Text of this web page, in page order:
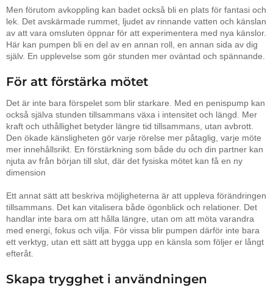
Men förutom avkoppling kan badet också bli en plats för fantasi och
lek. Det avskärmade rummet, ljudet av rinnande vatten och känslan
av att vara omsluten öppnar för att experimentera med nya känslor.
Här kan pumpen bli en del av en annan roll, en annan sida av dig
själv. En upplevelse som gör stunden mer oväntad och spännande.
För att förstärka mötet
Det är inte bara förspelet som blir starkare. Med en penispump kan
också själva stunden tillsammans växa i intensitet och längd. Mer
kraft och uthållighet betyder längre tid tillsammans, utan avbrott.
Den ökade känsligheten gör varje rörelse mer påtaglig, varje möte
mer innehållsrikt. En förstärkning som både du och din partner kan
njuta av från början till slut, där det fysiska mötet kan få en ny
dimension
Ett annat sätt att beskriva möjligheterna är att uppleva förändringen
tillsammans. Det kan vitalisera både ögonblick och relationer. Det
handlar inte bara om att hålla längre, utan om att möta varandra
med energi, fokus och vilja. För vissa blir pumpen därför inte bara
ett verktyg, utan ett sätt att bygga upp en känsla som följer er långt
efteråt.
Skapa trygghet i användningen